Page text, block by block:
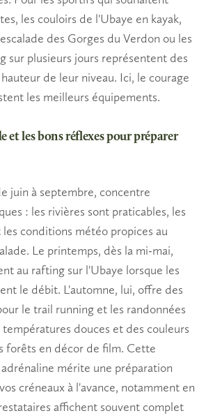
les couloirs de l'Ubaye en kayak,
des Gorges du Verdon ou les
sur plusieurs jours représentent des
de leur niveau. Ici, le courage
les meilleurs équipements.
et les bons réflexes pour préparer
juin à septembre, concentre
: les rivières sont praticables, les
conditions météo propices au
Le printemps, dès la mi-mai,
au rafting sur l'Ubaye lorsque les
le débit. L'automne, lui, offre des
le trail running et les randonnées
températures douces et des couleurs
forêts en décor de film. Cette
mérite une préparation
créneaux à l'avance, notamment en
affichent souvent complet